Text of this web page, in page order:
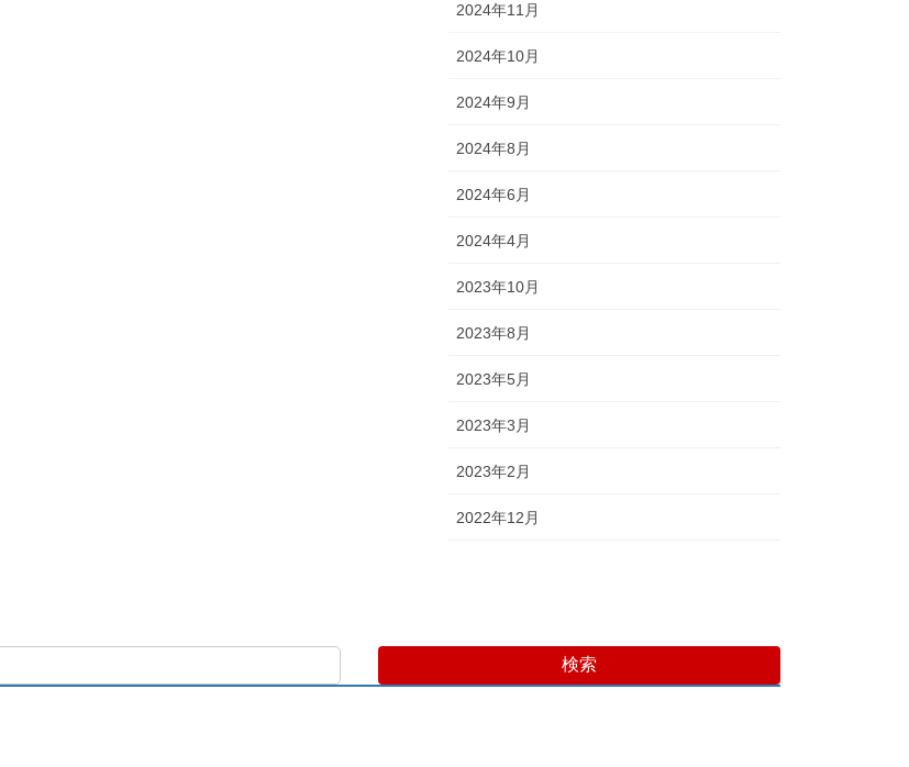
2024年11月
2024年10月
2024年9月
2024年8月
2024年6月
2024年4月
2023年10月
2023年8月
2023年5月
2023年3月
2023年2月
2022年12月
検索